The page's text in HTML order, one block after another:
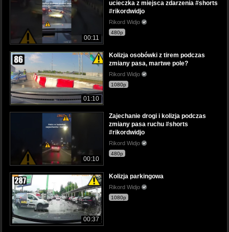
00:11
ucieczka z miejsca zdarzenia #shorts
#rikordwidjo
Rikord Widjo
480p
01:10
Kolizja osobówki z tirem podczas
zmiany pasa, martwe pole?
Rikord Widjo
1080p
00:10
Zajechanie drogi i kolizja podczas
zmiany pasa ruchu #shorts
#rikordwidjo
Rikord Widjo
480p
00:37
Kolizja parkingowa
Rikord Widjo
1080p